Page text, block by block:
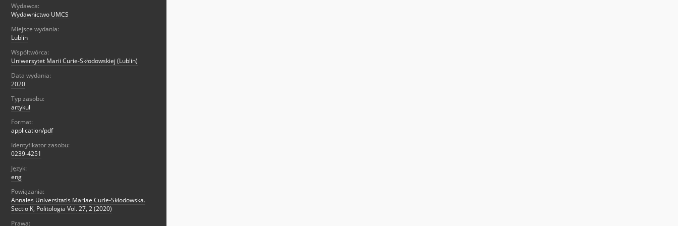
Wydawca:
Wydawnictwo UMCS
Miejsce wydania:
Lublin
Współtwórca:
Uniwersytet Marii Curie-Skłodowskiej (Lublin)
Data wydania:
2020
Typ zasobu:
artykuł
Format:
application/pdf
Identyfikator zasobu:
0239-4251
Język:
eng
Powiązania:
Annales Universitatis Mariae Curie-Skłodowska.
Sectio K, Politologia Vol. 27, 2 (2020)
Prawa: